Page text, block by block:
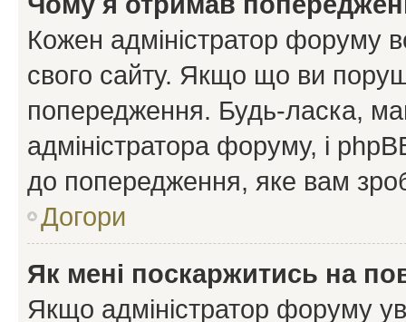
Кожен адміністратор форуму
свого сайту. Якщо що ви
попередження. Будь-ласка,
адміністратора форуму, і
до попередження, яке вам
Догори
Як мені поскаржитись на
Якщо адміністратор форуму